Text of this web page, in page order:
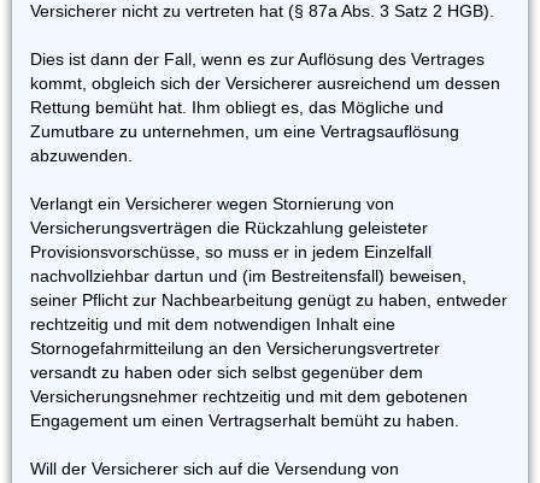
Versicherer nicht zu vertreten hat (§ 87a Abs. 3 Satz 2 HGB).
Dies ist dann der Fall, wenn es zur Auflösung des Vertrages
kommt, obgleich sich der Versicherer ausreichend um dessen
Rettung bemüht hat. Ihm obliegt es, das Mögliche und
Zumutbare zu unternehmen, um eine Vertragsauflösung
abzuwenden.
Verlangt ein Versicherer wegen Stornierung von
Versicherungsverträgen die Rückzahlung geleisteter
Provisionsvorschüsse, so muss er in jedem Einzelfall
nachvollziehbar dartun und (im Bestreitensfall) beweisen,
seiner Pflicht zur Nachbearbeitung genügt zu haben, entweder
rechtzeitig und mit dem notwendigen Inhalt eine
Stornogefahrmitteilung an den Versicherungsvertreter
versandt zu haben oder sich selbst gegenüber dem
Versicherungsnehmer rechtzeitig und mit dem gebotenen
Engagement um einen Vertragserhalt bemüht zu haben.
Will der Versicherer sich auf die Versendung von